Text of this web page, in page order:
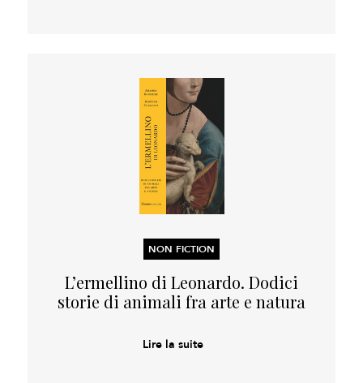
NON FICTION
L’ermellino di Leonardo. Dodici
storie di animali fra arte e natura
Lire la suite